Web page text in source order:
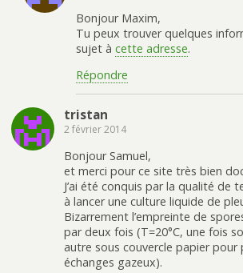
Bonjour Maxim,
Tu peux trouver quelques
sujet à cette adresse.
Répondre
tristan
2 février 2014
Bonjour Samuel,
et merci pour ce site très bien
J’ai été conquis par la qualité de
à lancer une culture liquide de
Bizarrement l’empreinte de
par deux fois (T=20°C, une fois
autre sous couvercle papier pour
échanges gazeux).